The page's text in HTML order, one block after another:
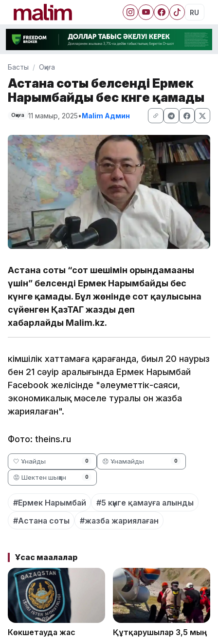
RU
Басты Оқиға
Астана соты белсенді Ермек
Нарымбайды бес күнге қамады
Оқиға 11 мамыр, 2025•Malim Админ
Астана соты “сот шешімін орындамағаны
үшін” белсенді Ермек Нарымбайды бес
күнге қамады. Бұл жөнінде сот қаулысына
сүйенген ҚазТАГ жазды деп
хабарлайды Malim.kz.
Әкімшілік хаттамаға қарағанда, биыл 20 наурыз
бен 21 сәуір аралығында Ермек Нарымбай
Facebook желісінде "әлеуметтік-саяси,
экономикалық мәселе туралы он жазба
жариялаған".
Фото: theins.ru
🤍 Ұнайды 0 😞 Ұнамайды 0
😡 Шектен шыққан 0
#Ермек Нарымбай
#5 күнге қамауға алынды
#Астана соты
#жазба жариялаған
Ұқсас мақалалар
Көкшетауда жас
Құтқарушылар 3,5 мың